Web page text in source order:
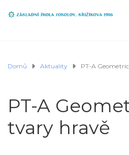
Domů Aktuality PT-A
PT-A
tvary hravě